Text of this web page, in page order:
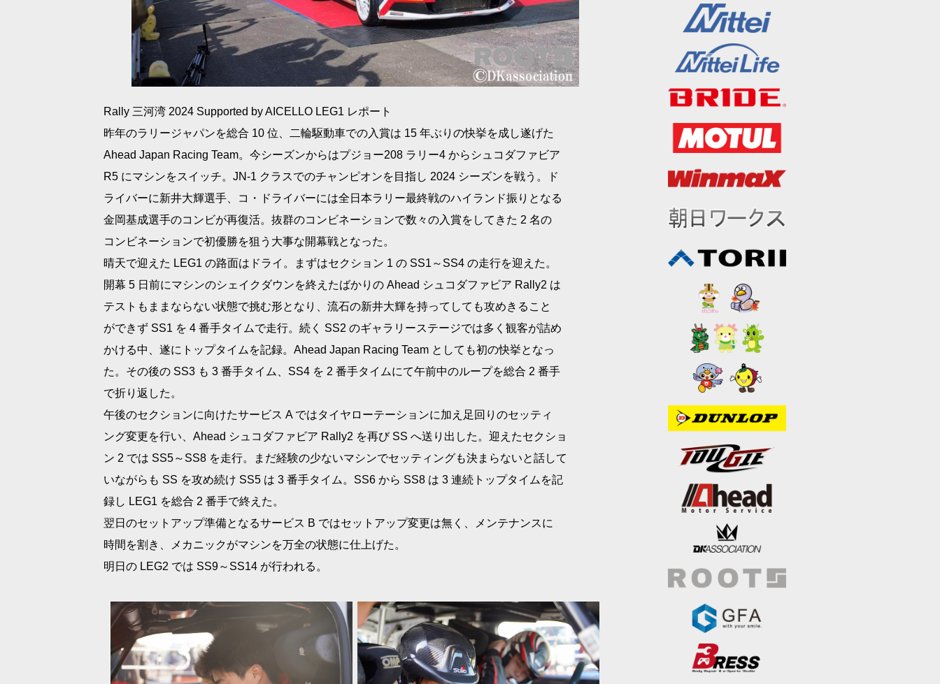
Rally 三河湾 2024 Supported by AICELLO LEG1 レポート
昨年のラリージャパンを総合 10 位、二輪駆動車での入賞は 15 年ぶりの快挙を成し遂げた
Ahead Japan Racing Team。今シーズンからはプジョー208 ラリー4 からシュコダファビア
R5 にマシンをスイッチ。JN-1 クラスでのチャンピオンを目指し 2024 シーズンを戦う。ド
ライバーに新井大輝選手、コ・ドライバーには全日本ラリー最終戦のハイランド振りとなる
金岡基成選手のコンビが再復活。抜群のコンビネーションで数々の入賞をしてきた 2 名の
コンビネーションで初優勝を狙う大事な開幕戦となった。
晴天で迎えた LEG1 の路面はドライ。まずはセクション 1 の SS1～SS4 の走行を迎えた。
開幕 5 日前にマシンのシェイクダウンを終えたばかりの Ahead シュコダファビア Rally2 は
テストもままならない状態で挑む形となり、流石の新井大輝を持ってしても攻めきること
ができず SS1 を 4 番手タイムで走行。続く SS2 のギャラリーステージでは多く観客が詰め
かける中、遂にトップタイムを記録。Ahead Japan Racing Team としても初の快挙となっ
た。その後の SS3 も 3 番手タイム、SS4 を 2 番手タイムにて午前中のループを総合 2 番手
で折り返した。
午後のセクションに向けたサービス A ではタイヤローテーションに加え足回りのセッティ
ング変更を行い、Ahead シュコダファビア Rally2 を再び SS へ送り出した。迎えたセクショ
ン 2 では SS5～SS8 を走行。まだ経験の少ないマシンでセッティングも決まらないと話して
いながらも SS を攻め続け SS5 は 3 番手タイム。SS6 から SS8 は 3 連続トップタイムを記
録し LEG1 を総合 2 番手で終えた。
翌日のセットアップ準備となるサービス B ではセットアップ変更は無く、メンテナンスに
時間を割き、メカニックがマシンを万全の状態に仕上げた。
明日の LEG2 では SS9～SS14 が行われる。